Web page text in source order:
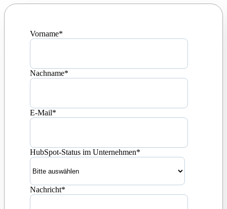
Vorname*
Nachname*
E-Mail*
HubSpot-Status im Unternehmen*
Nachricht*